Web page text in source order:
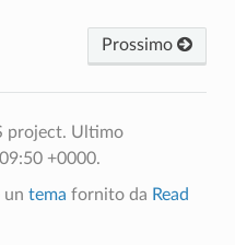
Prossimo
project. Ultimo
+0000.
un tema fornito da Read